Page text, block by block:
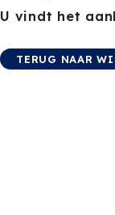
U vindt het
TERUG NAAR